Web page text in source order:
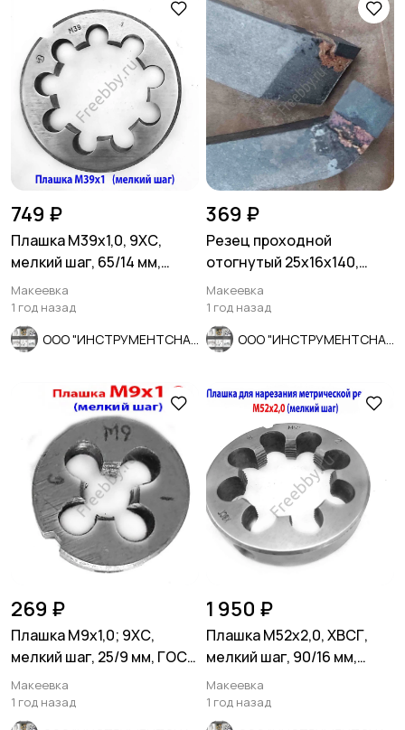
749 ₽
Плашка М39х1,0, 9ХС,
мелкий шаг, 65/14 мм,
ГОСТ 7740-71, СССР.
Макеевка
1 год назад
369 ₽
Резец проходной
отогнутый 25х16х140,
Т5К10, 2102-0005, ГОСТ
18877-73.
Макеевка
1 год назад
269 ₽
Плашка М9х1,0; 9ХС,
мелкий шаг, 25/9 мм, ГОСТ
7740-71.
Макеевка
1 год назад
1 950 ₽
Плашка М52х2,0, ХВСГ,
мелкий шаг, 90/16 мм,
ГОСТ 7740-71, СССР.
Макеевка
1 год назад